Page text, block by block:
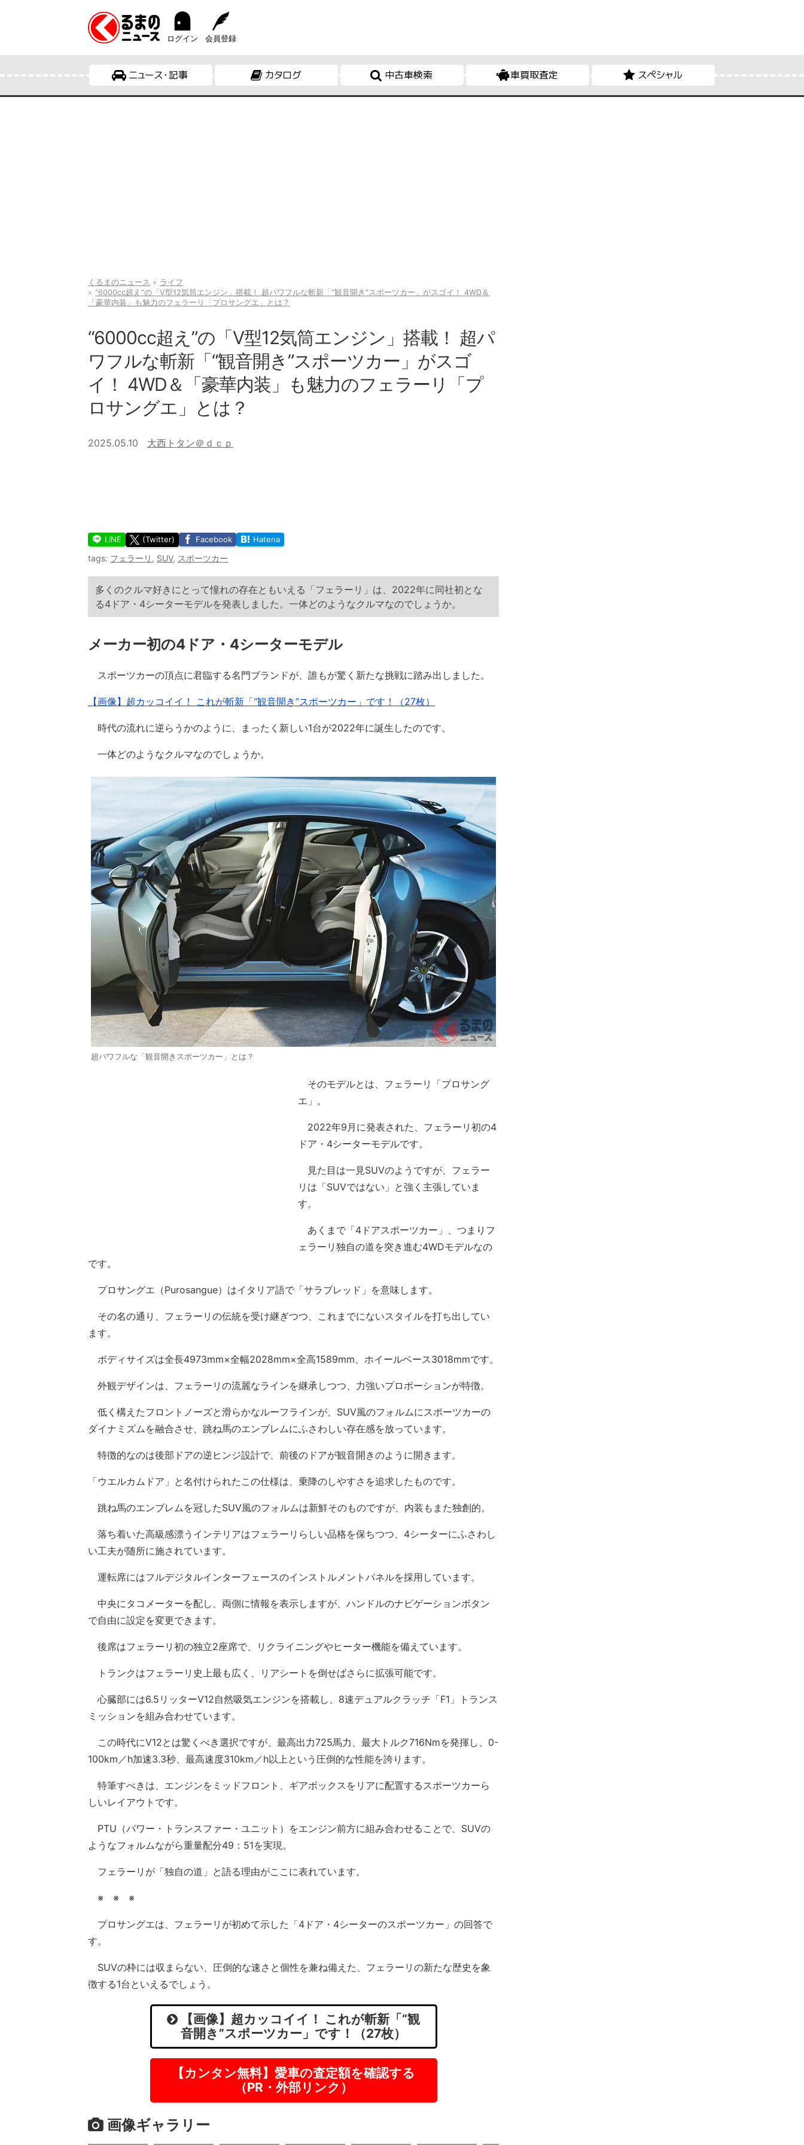
ログイン 会員登録
ニュース・記事 カタログ 中古車検索 車買取査定 スペシャル
くるまのニュース
ライフ
“6000cc超え”の「V型12気筒エンジン」搭載！ 超パワフルな斬新「“観音開き”スポーツカー」がスゴイ！ 4WD＆
「豪華内装」も魅力のフェラーリ「プロサングエ」とは？
“6000cc超え”の「V型12気筒エンジン」搭載！ 超パ
ワフルな斬新「“観音開き”スポーツカー」がスゴ
イ！ 4WD＆「豪華内装」も魅力のフェラーリ「プ
ロサングエ」とは？
2025.05.10 大西トタン＠ｄｃｐ
LINE (Twitter) Facebook Hatena
tags: フェラーリ , SUV, スポーツカー
多くのクルマ好きにとって憧れの存在ともいえる「フェラーリ」は、2022年に同社初とな
る4ドア・4シーターモデルを発表しました。一体どのようなクルマなのでしょうか。
メーカー初の4ドア・4シーターモデル
スポーツカーの頂点に君臨する名門ブランドが、誰もが驚く新たな挑戦に踏み出しました。
【画像】超カッコイイ！ これが斬新「“観音開き”スポーツカー」です！（27枚）
時代の流れに逆らうかのように、まったく新しい1台が2022年に誕生したのです。
一体どのようなクルマなのでしょうか。
超パワフルな「観音開きスポーツカー」とは？
そのモデルとは、フェラーリ「プロサング
エ」。
2022年9月に発表された、フェラーリ初の4
ドア・4シーターモデルです。
見た目は一見SUVのようですが、フェラー
リは「SUVではない」と強く主張していま
す。
あくまで「4ドアスポーツカー」、つまりフ
ェラーリ独自の道を突き進む4WDモデルなの
です。
プロサングエ（Purosangue）はイタリア語で「サラブレッド」を意味します。
その名の通り、フェラーリの伝統を受け継ぎつつ、これまでにないスタイルを打ち出してい
ます。
ボディサイズは全長4973mm×全幅2028mm×全高1589mm、ホイールベース3018mmです。
外観デザインは、フェラーリの流麗なラインを継承しつつ、力強いプロポーションが特徴。
低く構えたフロントノーズと滑らかなルーフラインが、SUV風のフォルムにスポーツカーの
ダイナミズムを融合させ、跳ね馬のエンブレムにふさわしい存在感を放っています。
特徴的なのは後部ドアの逆ヒンジ設計で、前後のドアが観音開きのように開きます。
「ウエルカムドア」と名付けられたこの仕様は、乗降のしやすさを追求したものです。
跳ね馬のエンブレムを冠したSUV風のフォルムは新鮮そのものですが、内装もまた独創的。
落ち着いた高級感漂うインテリアはフェラーリらしい品格を保ちつつ、4シーターにふさわし
い工夫が随所に施されています。
運転席にはフルデジタルインターフェースのインストルメントパネルを採用しています。
中央にタコメーターを配し、両側に情報を表示しますが、ハンドルのナビゲーションボタン
で自由に設定を変更できます。
後席はフェラーリ初の独立2座席で、リクライニングやヒーター機能を備えています。
トランクはフェラーリ史上最も広く、リアシートを倒せばさらに拡張可能です。
心臓部には6.5リッターV12自然吸気エンジンを搭載し、8速デュアルクラッチ「F1」トランス
ミッションを組み合わせています。
この時代にV12とは驚くべき選択ですが、最高出力725馬力、最大トルク716Nmを発揮し、0-
100km／h加速3.3秒、最高速度310km／h以上という圧倒的な性能を誇ります。
特筆すべきは、エンジンをミッドフロント、ギアボックスをリアに配置するスポーツカーら
しいレイアウトです。
PTU（パワー・トランスファー・ユニット）をエンジン前方に組み合わせることで、SUVの
ようなフォルムながら重量配分49：51を実現。
フェラーリが「独自の道」と語る理由がここに表れています。
※ ※ ※
プロサングエは、フェラーリが初めて示した「4ドア・4シーターのスポーツカー」の回答で
す。
SUVの枠には収まらない、圧倒的な速さと個性を兼ね備えた、フェラーリの新たな歴史を象
徴する1台といえるでしょう。
【画像】超カッコイイ！ これが斬新「“観
音開き”スポーツカー」です！（27枚）
【カンタン無料】愛車の査定額を確認する
（PR・外部リンク）
画像ギャラリー